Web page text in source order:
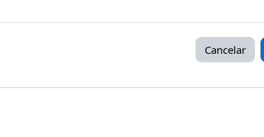
Cancelar